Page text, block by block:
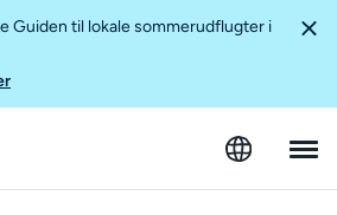
Guiden til lokale sommerudflugter i